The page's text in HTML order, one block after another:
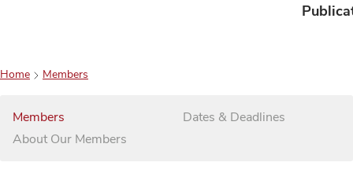
Home Members
Members
About Our Members
Dates & Deadlines